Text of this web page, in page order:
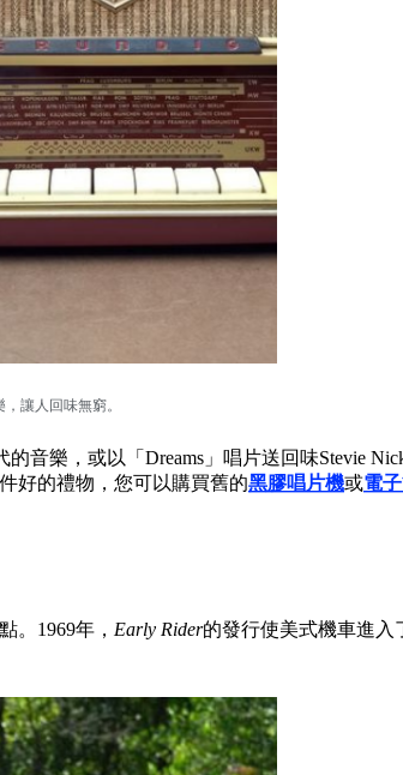
讓人回味無窮。
的音樂，或以「Dreams」唱片送回味Stevie
好的禮物，您可以購買舊的黑膠唱片機或電
。1969年， Early Rider的發行使美式機車進入